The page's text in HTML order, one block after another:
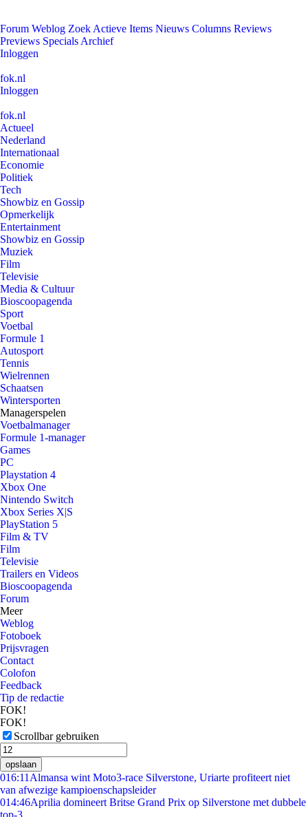
Forum Weblog Zoek Actieve Items Nieuws Columns Reviews
Previews Specials Archief
Inloggen
fok.nl
Inloggen
fok.nl
Actueel
Nederland
Internationaal
Economie
Politiek
Tech
Showbiz en Gossip
Opmerkelijk
Entertainment
Showbiz en Gossip
Muziek
Film
Televisie
Media & Cultuur
Bioscoopagenda
Sport
Voetbal
Formule 1
Autosport
Tennis
Wielrennen
Schaatsen
Wintersporten
Managerspelen
Voetbalmanager
Formule 1-manager
Games
PC
Playstation 4
Xbox One
Nintendo Switch
Xbox Series X|S
PlayStation 5
Film & TV
Film
Televisie
Trailers en Videos
Bioscoopagenda
Forum
Meer
Weblog
Fotoboek
Prijsvragen
Contact
Colofon
Feedback
Tip de redactie
FOK!
FOK!
Scrollbar gebruiken
opslaan
016:11 Almansa wint Moto3-race Silverstone, Uriarte profiteert niet
van afwezige kampioenschapsleider
014:46Aprilia domineert Britse Grand Prix op Silverstone met dubbele
top-3